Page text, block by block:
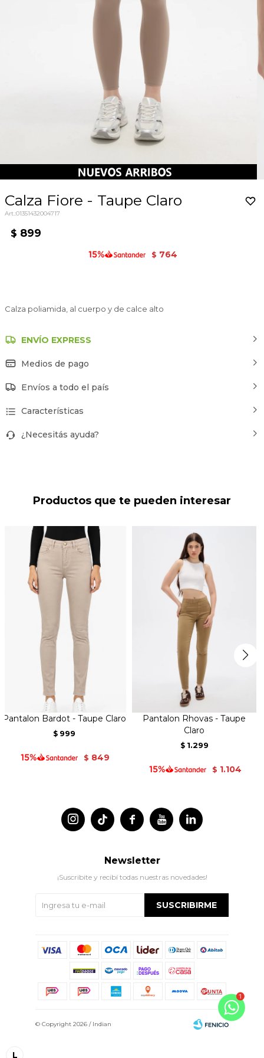
Calza Fiore - Taupe Claro
01351432004717
$ 899
$ 764
Calza poliamida, al cuerpo y de calce alto
L
ENVÍO EXPRESS
Medios de pago
Envíos a todo el país
Características
¿Necesitás ayuda?
Productos que te pueden interesar
Pantalon Bardot - Taupe Claro
$ 999
$ 849
Pantalon Rhovas - Taupe
Claro
$ 1.299
$ 1.104
 
 
Newsletter
¡Suscribite y recibí todas nuestras novedades!
SUSCRIBIRME
© Copyright 2026 / Indian